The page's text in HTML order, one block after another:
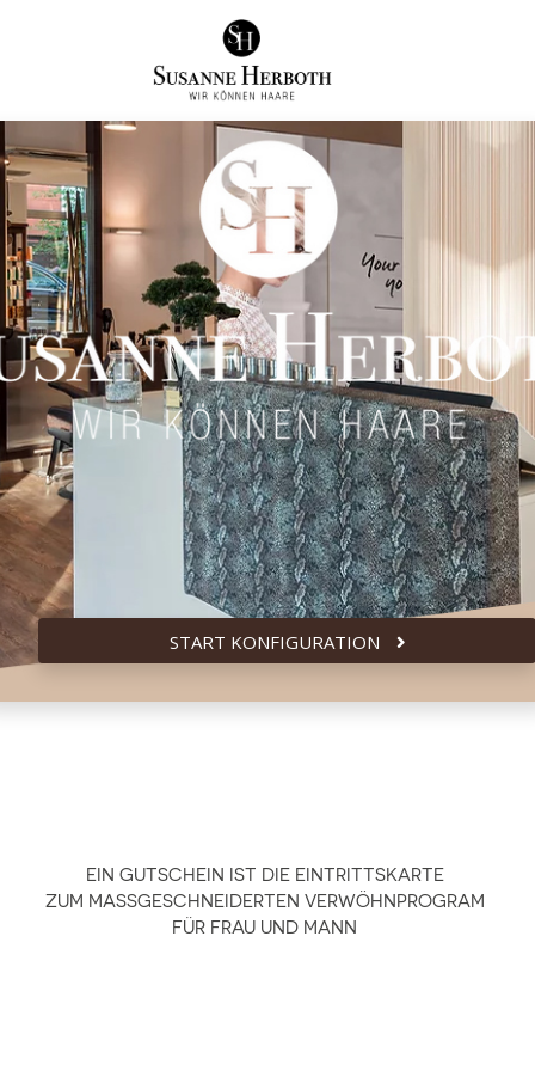
START KONFIGURATION
EIN GUTSCHEIN IST DIE EINTRITTSKARTE
ZUM MASSGESCHNEIDERTEN VERWÖHNPROGRAM
FÜR FRAU UND MANN